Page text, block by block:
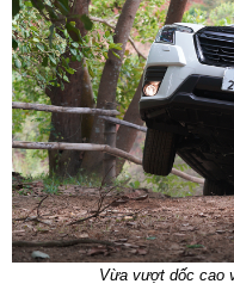
Vừa vượt dốc cao